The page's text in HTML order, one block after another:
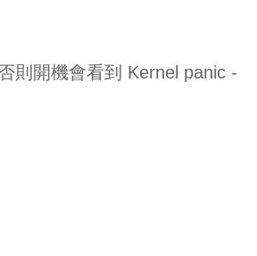
則開機會看到 Kernel panic -